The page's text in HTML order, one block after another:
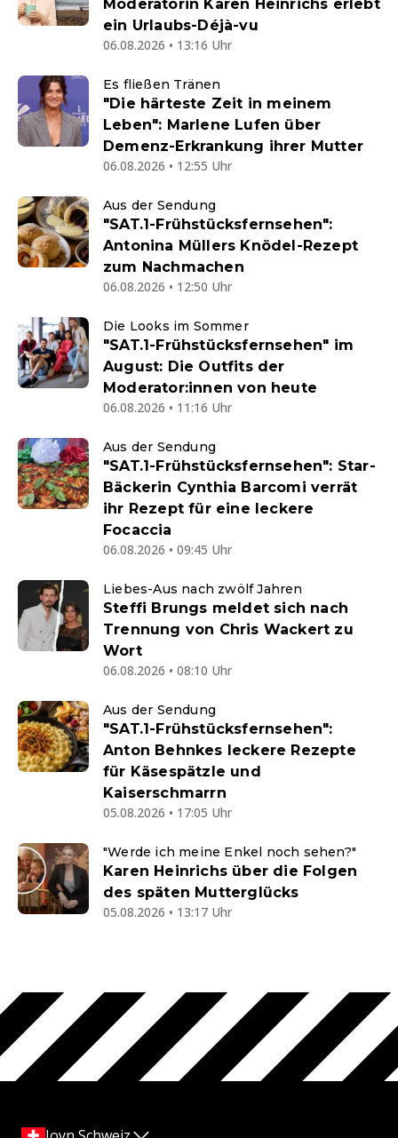
Moderatorin Karen Heinrichs erlebt
ein Urlaubs-Déjà-vu
06.08.2026 • 13:16 Uhr
Es fließen Tränen
"Die härteste Zeit in meinem
Leben": Marlene Lufen über
Demenz-Erkrankung ihrer Mutter
06.08.2026 • 12:55 Uhr
Aus der Sendung
"SAT.1-Frühstücksfernsehen":
Antonina Müllers Knödel-Rezept
zum Nachmachen
06.08.2026 • 12:50 Uhr
Die Looks im Sommer
"SAT.1-Frühstücksfernsehen" im
August: Die Outfits der
Moderator:innen von heute
06.08.2026 • 11:16 Uhr
Aus der Sendung
"SAT.1-Frühstücksfernsehen": Star-
Bäckerin Cynthia Barcomi verrät
ihr Rezept für eine leckere
Focaccia
06.08.2026 • 09:45 Uhr
Liebes-Aus nach zwölf Jahren
Steffi Brungs meldet sich nach
Trennung von Chris Wackert zu
Wort
06.08.2026 • 08:10 Uhr
Aus der Sendung
"SAT.1-Frühstücksfernsehen":
Anton Behnkes leckere Rezepte
für Käsespätzle und
Kaiserschmarrn
05.08.2026 • 17:05 Uhr
"Werde ich meine Enkel noch sehen?"
Karen Heinrichs über die Folgen
des späten Mutterglücks
05.08.2026 • 13:17 Uhr